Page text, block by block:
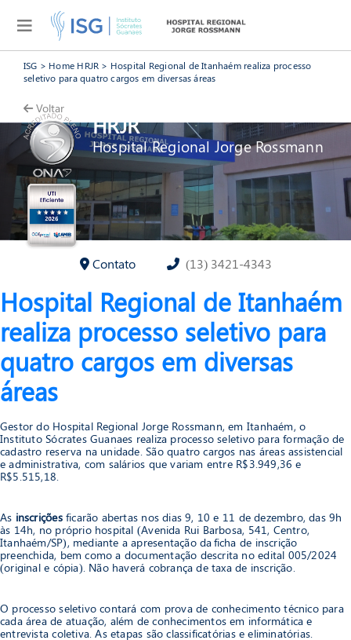
ISG > Home HRJR > Hospital Regional de Itanhaém realiza processo
seletivo para quatro cargos em diversas áreas
Voltar
HRJR
Hospital Regional Jorge Rossmann
Contato (13) 3421-4343
Hospital Regional de Itanhaém
realiza processo seletivo para
quatro cargos em diversas
áreas
Gestor do Hospital Regional Jorge Rossmann, em Itanhaém, o
Instituto Sócrates Guanaes realiza processo seletivo para formação de
cadastro reserva na unidade. São quatro cargos nas áreas assistencial
e administrativa, com salários que variam entre R$3.949,36 e
R$5.515,18.
As inscriçõesficarão abertas nos dias 9, 10 e 11 de dezembro, das 9h
às 14h, no próprio hospital (Avenida Rui Barbosa, 541, Centro,
Itanhaém/SP), mediante a apresentação da ficha de inscrição
preenchida, bem como a documentação descrita no edital 005/2024
(original e cópia). Não haverá cobrança de taxa de inscrição.
O processo seletivo contará com prova de conhecimento técnico para
cada área de atuação, além de conhecimentos em informática e
entrevista coletiva. As etapas são classificatórias e eliminatórias.